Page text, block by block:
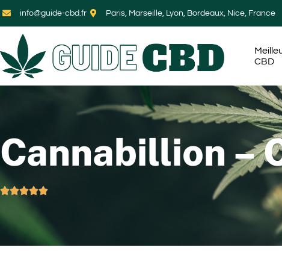
info@guide-cbd.fr Paris, Marseille, Lyon, Bordeaux, Nice, France
CBD
Cannabillion –
